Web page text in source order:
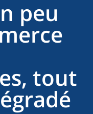
peu
tout